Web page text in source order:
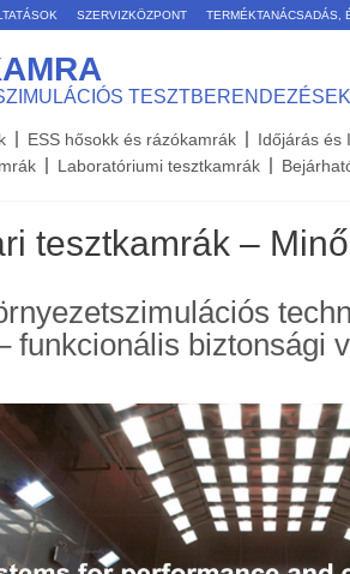
SZERVIZKÖZPONT TERMÉKTANÁCSADÁS,
TESZTBERENDEZÉSEK
ESS hősokk és rázókamrák
Időjárás és
Laboratóriumi tesztkamrák
tesztkamrák –
funkcionális biztonsági